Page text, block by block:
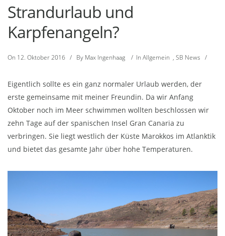
Strandurlaub und
Karpfenangeln?
On 12. Oktober 2016 / By Max Ingenhaag / In Allgemein , SB News /
Eigentlich sollte es ein ganz normaler Urlaub werden, der
erste gemeinsame mit meiner Freundin. Da wir Anfang
Oktober noch im Meer schwimmen wollten beschlossen wir
zehn Tage auf der spanischen Insel Gran Canaria zu
verbringen. Sie liegt westlich der Küste Marokkos im Atlanktik
und bietet das gesamte Jahr über hohe Temperaturen.